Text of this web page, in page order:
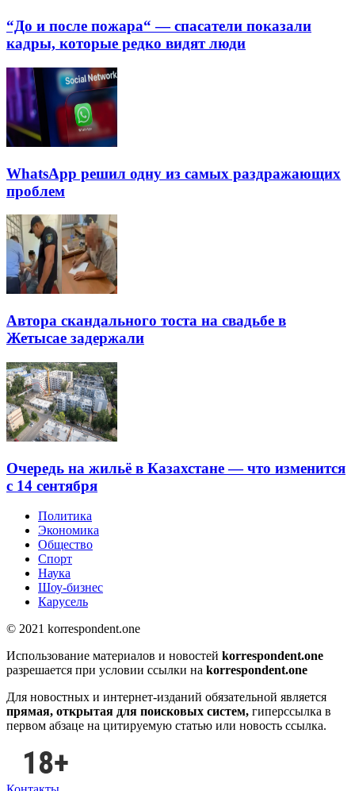
“До и после пожара“ — спасатели показали
кадры, которые редко видят люди
WhatsApp решил одну из самых раздражающих
проблем
Автора скандального тоста на свадьбе в
Жетысае задержали
Очередь на жильё в Казахстане — что изменится
с 14 сентября
Политика
Экономика
Общество
Спорт
Наука
Шоу-бизнес
Карусель
© 2021 korrespondent.one
Использование материалов и новостей korrespondent.one
разрешается при условии ссылки на korrespondent.one
Для новостных и интернет-изданий обязательной является
прямая, открытая для поисковых систем, гиперссылка в
первом абзаце на цитируемую статью или новость ссылка.